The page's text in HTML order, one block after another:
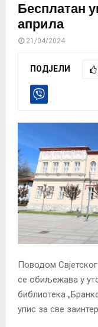
Бесплатан
априла
21/04/2024
ПОДЈЕЛИ
Поводом
се обиљежава у
библиотека
упис за све